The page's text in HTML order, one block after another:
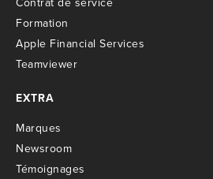
Formation
Apple Financial Services
Teamviewer
EXTRA
Marques
Newsroom
Témoignages